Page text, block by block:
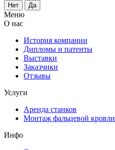
Нет Да
Меню
О нас
История компании
Дипломы и патенты
Выставки
Заказчики
Отзывы
Услуги
Аренда станков
Монтаж фальцевой кровли
Инфо